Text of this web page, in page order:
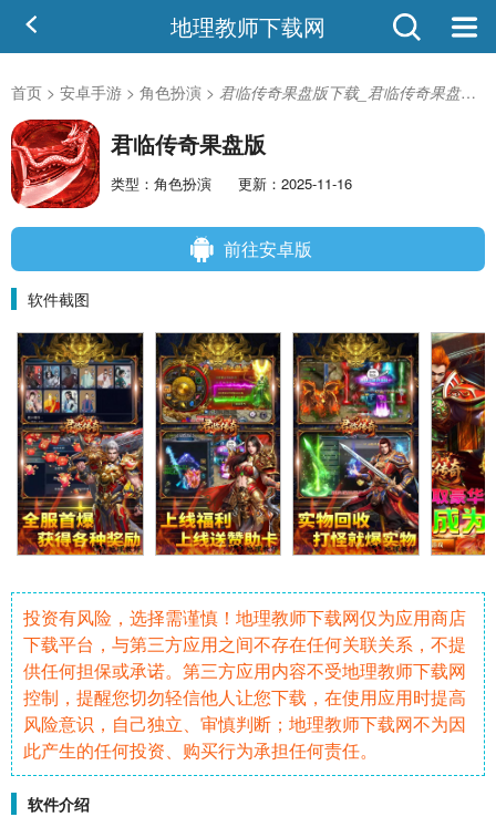
地理教师下载网
首页 > 安卓手游 > 角色扮演 > 君临传奇果盘版下载_君临传奇果盘版安卓版
君临传奇果盘版
类型：角色扮演 更新：2025-11-16
前往安卓版
软件截图
投资有风险，选择需谨慎！地理教师下载网仅为应用商店
下载平台，与第三方应用之间不存在任何关联关系，不提
供任何担保或承诺。第三方应用内容不受地理教师下载网
控制，提醒您切勿轻信他人让您下载，在使用应用时提高
风险意识，自己独立、审慎判断；地理教师下载网不为因
此产生的任何投资、购买行为承担任何责任。
软件介绍